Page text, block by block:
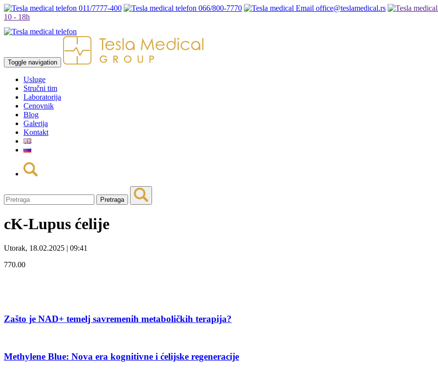
011/7777-400 066/800-7770 office@teslamedical.rs
10 - 18h
Toggle navigation
Usluge
Stručni tim
Laboratorija
Cenovnik
Blog
Galerija
Kontakt
Pretraga
cK-Lupus ćelije
Utorak, 18.02.2025 | 09:41
770.00
Zašto je NAD+ temelj savremenih metaboličkih terapija?
Methylene Blue: Nova era kognitivne i ćelijske regeneracije